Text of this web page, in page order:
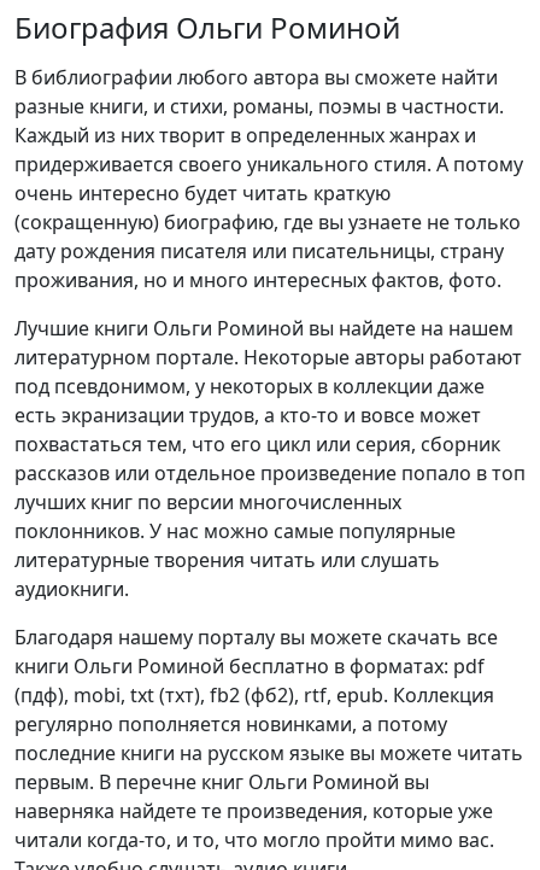
Биография Ольги Роминой
В библиографии любого автора вы сможете найти
разные книги, и стихи, романы, поэмы в частности.
Каждый из них творит в определенных жанрах и
придерживается своего уникального стиля. А потому
очень интересно будет читать краткую
(сокращенную) биографию, где вы узнаете не только
дату рождения писателя или писательницы, страну
проживания, но и много интересных фактов, фото.
Лучшие книги Ольги Роминой вы найдете на нашем
литературном портале. Некоторые авторы работают
под псевдонимом, у некоторых в коллекции даже
есть экранизации трудов, а кто-то и вовсе может
похвастаться тем, что его цикл или серия, сборник
рассказов или отдельное произведение попало в топ
лучших книг по версии многочисленных
поклонников. У нас можно самые популярные
литературные творения читать или слушать
аудиокниги.
Благодаря нашему порталу вы можете скачать все
книги Ольги Роминой бесплатно в форматах: pdf
(пдф), mobi, txt (тхт), fb2 (фб2), rtf, epub. Коллекция
регулярно пополняется новинками, а потому
последние книги на русском языке вы можете читать
первым. В перечне книг Ольги Роминой вы
наверняка найдете те произведения, которые уже
читали когда-то, и то, что могло пройти мимо вас.